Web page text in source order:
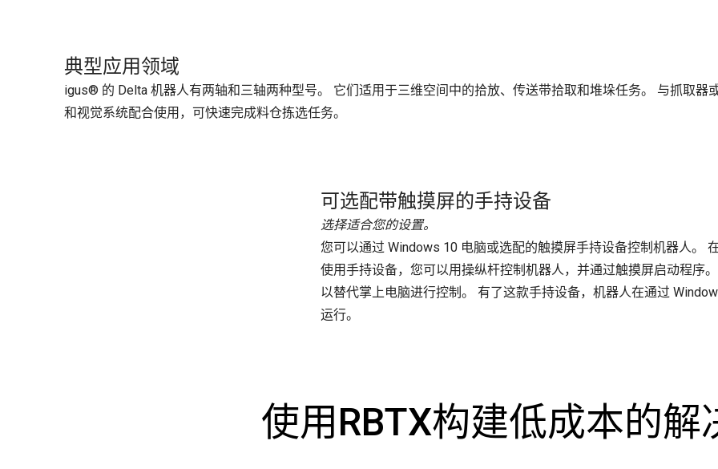
典型应用领域
igus® 的 Delta 机器人有两轴和三轴两种型号。 它们适用于三维空间中的拾放、传送带拾取和堆垛任务。 与抓取器
和视觉系统配合使用，可快速完成料仓拣选任务。
可选配带触摸屏的手持设备
选择适合您的设置。
您可以通过 Windows 10 电脑或选配的触摸屏手持设备控制机器人。
使用手持设备，您可以用操纵杆控制机器人，并通过触摸屏启动程序
以替代掌上电脑进行控制。 有了这款手持设备，机器人在通过
运行。
使用RBTX构建低成本的解